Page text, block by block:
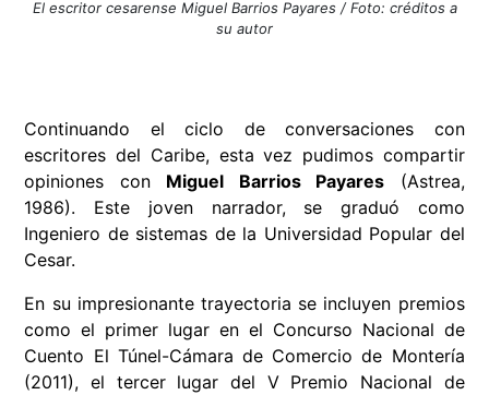
El escritor cesarense Miguel Barrios Payares / Foto: créditos a
su autor
Continuando el ciclo de conversaciones con
escritores del Caribe, esta vez pudimos compartir
opiniones con Miguel Barrios Payares (Astrea,
1986). Este joven narrador, se graduó como
Ingeniero de sistemas de la Universidad Popular del
Cesar.
En su impresionante trayectoria se incluyen premios
como el primer lugar en el Concurso Nacional de
Cuento El Túnel-Cámara de Comercio de Montería
(2011), el tercer lugar del V Premio Nacional de